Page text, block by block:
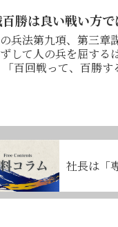
勝は良い戦い方
兵法第九項、第三章
て人の兵を屈するは、善の
社長は「